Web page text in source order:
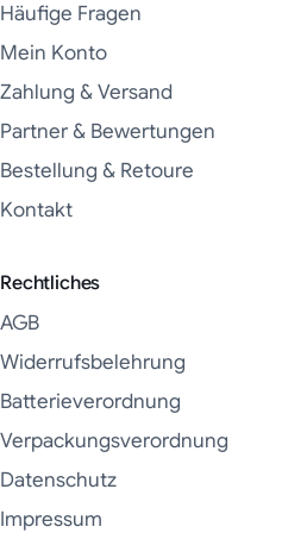
Häufige Fragen
Mein Konto
Zahlung & Versand
Partner & Bewertungen
Bestellung & Retoure
Kontakt
Rechtliches
AGB
Widerrufsbelehrung
Batterieverordnung
Verpackungsverordnung
Datenschutz
Impressum